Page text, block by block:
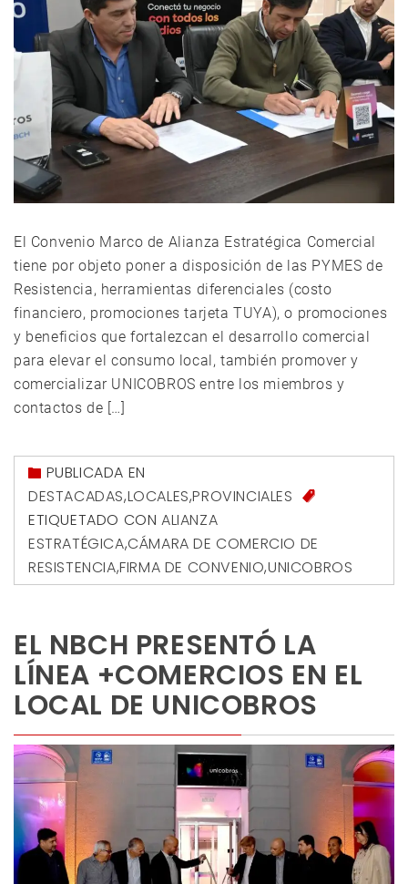
El Convenio Marco de Alianza Estratégica Comercial
tiene por objeto poner a disposición de las PYMES de
Resistencia, herramientas diferenciales (costo
financiero, promociones tarjeta TUYA), o promociones
y beneficios que fortalezcan el desarrollo comercial
para elevar el consumo local, también promover y
comercializar UNICOBROS entre los miembros y
contactos de […]
PUBLICADA EN
DESTACADAS,LOCALES,PROVINCIALES
ETIQUETADO CON ALIANZA
ESTRATÉGICA,CÁMARA DE COMERCIO DE
RESISTENCIA,FIRMA DE CONVENIO,UNICOBROS
EL NBCH PRESENTÓ LA
LÍNEA +COMERCIOS EN EL
LOCAL DE UNICOBROS